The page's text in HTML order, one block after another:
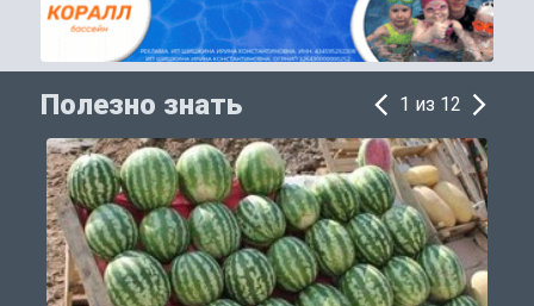
Полезно знать 1 из 12